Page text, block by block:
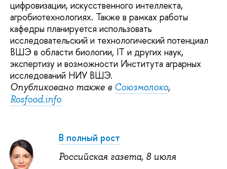
цифровизации, искусственного интеллекта,
агробиотехнологиях. Также в рамках работы
кафедры планируется использовать
исследовательский и технологический потенциал
ВШЭ в области биологии, IT и других наук,
экспертизу и возможности Института аграрных
исследований НИУ ВШЭ.
Опубликовано также в Союзмолоко,
Rosfood.info
В полный рост
Российская газета, 8 июля